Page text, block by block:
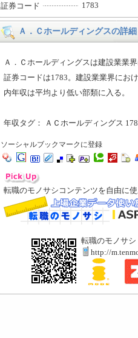
証券コード
1783
Ａ．Ｃホールディングスの詳細
Ａ．Ｃホールディングスは建設業業界
証券コードは1783。建設業業界にお
内年収は平均より低い部類に入る。
年収タグ： ＡＣホールディングス
ソーシャルブックマークに登録
転職のモノサシコンテンツを自由に
転職のモノサ
http://